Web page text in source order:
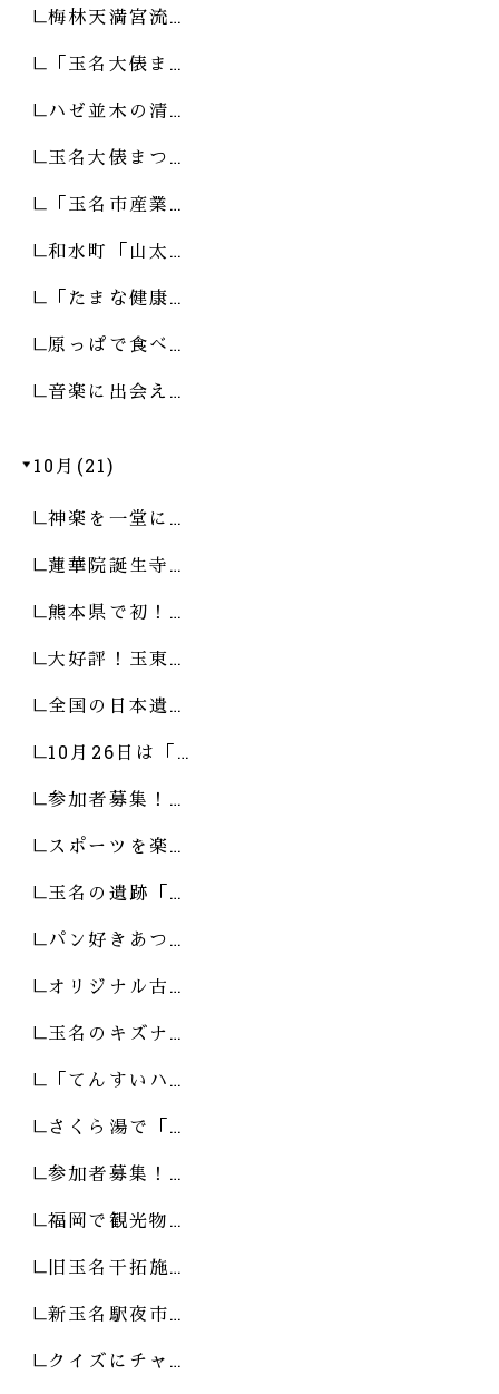
梅林天満宮流…
「玉名大俵ま…
ハゼ並木の清…
玉名大俵まつ…
「玉名市産業…
和水町「山太…
「たまな健康…
原っぱで食べ…
音楽に出会え…
10月(21)
神楽を一堂に…
蓮華院誕生寺…
熊本県で初！…
大好評！玉東…
全国の日本遺…
10月26日は「…
参加者募集！…
スポーツを楽…
玉名の遺跡「…
パン好きあつ…
オリジナル古…
玉名のキズナ…
「てんすいハ…
さくら湯で「…
参加者募集！…
福岡で観光物…
旧玉名干拓施…
新玉名駅夜市…
クイズにチャ…